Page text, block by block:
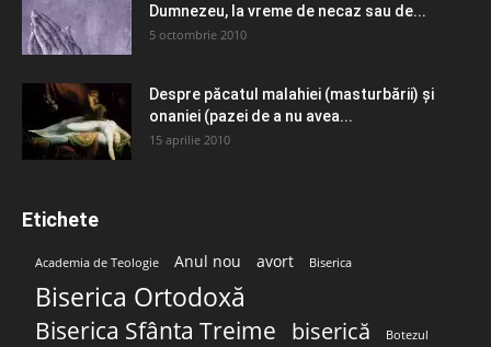
Dumnezeu, la vreme de necaz sau de...
5 octombrie 2010
Despre păcatul malahiei (masturbării) şi
onaniei (pazei de a nu avea...
15 aprilie 2010
Etichete
Academia de Teologie Anul nou avort Biserica
Biserica Ortodoxă
Biserica Sfânta Treime biserică Botezul